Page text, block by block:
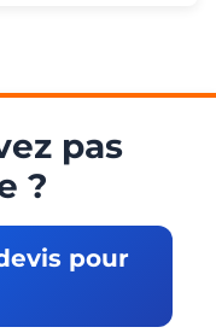
pas
?
pour